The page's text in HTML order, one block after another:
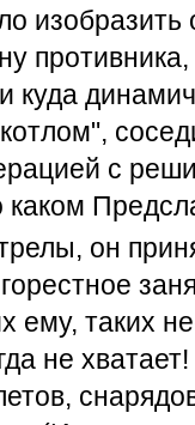
куда
с
он
ему, таких
не